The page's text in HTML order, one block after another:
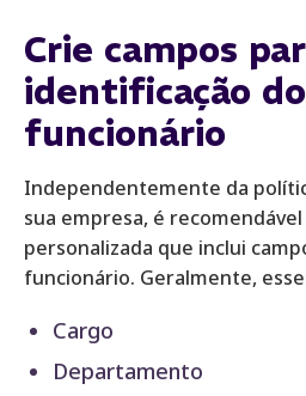
Crie campos
identificação do
funcionário
Independentemente da
sua empresa, é
personalizada que inclui
funcionário. Geralmente,
Cargo
Departamento